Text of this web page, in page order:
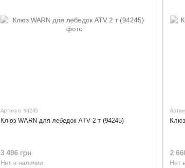
Артикул: 94245
Клюз WARN для лебедок ATV 2 т (94245)
3 496 грн
Нет в наличии
2
Нет